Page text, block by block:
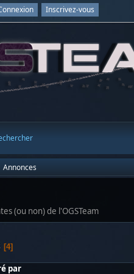
Inscrivez-vous
Annonces
(ou non) de l'OGSTeam
4
par